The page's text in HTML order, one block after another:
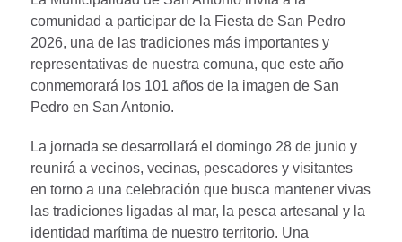
comunidad a participar de la Fiesta de San Pedro
2026, una de las tradiciones más importantes y
representativas de nuestra comuna, que este año
conmemorará los 101 años de la imagen de San
Pedro en San Antonio.
La jornada se desarrollará el domingo 28 de junio y
reunirá a vecinos, vecinas, pescadores y visitantes
en torno a una celebración que busca mantener vivas
las tradiciones ligadas al mar, la pesca artesanal y la
identidad marítima de nuestro territorio. Una